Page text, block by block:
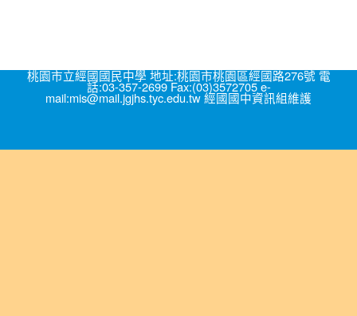
桃園市立經國國民中學 地址:桃園市桃園區經國路276號 電
話:03-357-2699 Fax:(03)3572705 e-
mail:mis@mail.jgjhs.tyc.edu.tw 經國國中資訊組維護